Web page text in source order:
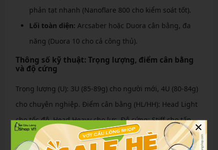
phản tạt nhanh (Nanoflare 800 cho kiểm soát tốt).
Lối toàn diện: Arcsaber hoặc Duora cân bằng, đa
năng (Duora 10 cho cả công thủ).
Thông số kỹ thuật: Trọng lượng, điểm cân bằng
và độ cứng
Trọng lượng (U): 3U (85-89g) cho người mới, 4U (80-84g)
cho chuyên nghiệp. Điểm cân bằng (HL/HH): Head Light
cho tốc độ, Head Heavy cho lực. Độ cứng: Stiff cho tấn
công, Flexible cho phòng thủ. Kết hợp thông số để phù×